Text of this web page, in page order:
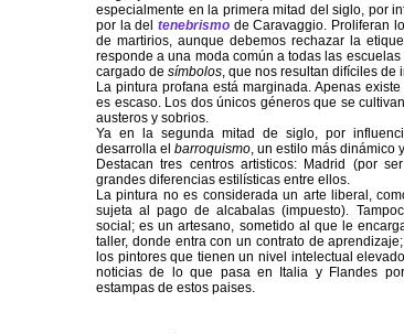
especialmente en la primera mitad del siglo, por
por la deltenebrismo de Caravaggio. Proliferan
de martirios, aunque debemos rechazar la
responde a una moda común a todas las
cargado de símbolos, que nos resultan difíciles de
La pintura profana está marginada. Apenas
es escaso. Los dos únicos géneros que se
austeros y sobrios.
Ya en la segunda mitad de siglo, por
desarrolla el barroquismo, un estilo más dinámico
Destacan tres centros artisticos: Madrid (por
grandes diferencias estilísticas entre ellos.
La pintura no es considerada un arte liberal,
sujeta al pago de alcabalas (impuesto).
social; es un artesano, sometido al que le
taller, donde entra con un contrato de
los pintores que tienen un nivel intelectual
noticias de lo que pasa en Italia y Flandes
estampas de estos paises.